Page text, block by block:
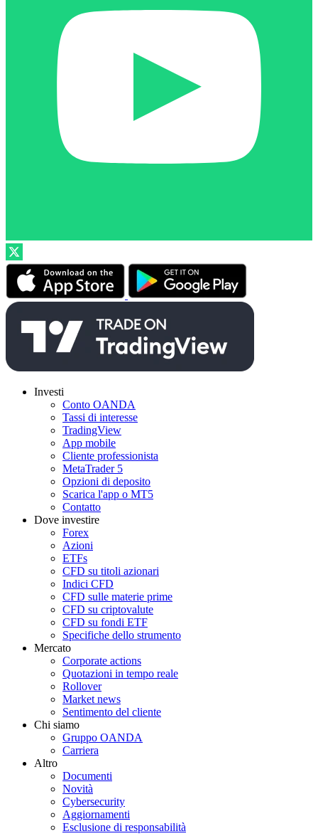
Investi
Conto OANDA
Tassi di interesse
TradingView
App mobile
Cliente professionista
MetaTrader 5
Opzioni di deposito
Scarica l'app o MT5
Contatto
Dove investire
Forex
Azioni
ETFs
CFD su titoli azionari
Indici CFD
CFD sulle materie prime
CFD su criptovalute
CFD su fondi ETF
Specifiche dello strumento
Mercato
Corporate actions
Quotazioni in tempo reale
Rollover
Market news
Sentimento del cliente
Chi siamo
Gruppo OANDA
Carriera
Altro
Documenti
Novità
Cybersecurity
Aggiornamenti
Esclusione di responsabilità